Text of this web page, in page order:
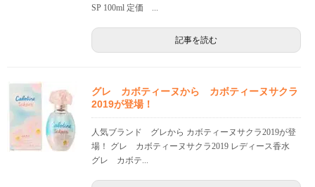
SP 100ml 定価 ...
記事を読む
グレ カボティーヌから カボティーヌサクラ
2019が登場！
人気ブランド グレから カボティーヌサクラ2019が登
場！ グレ カボティーヌサクラ2019 レディース香水
グレ カボテ...